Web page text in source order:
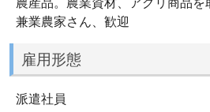
兼業農家さん、歓迎
雇用形態
派遣社員